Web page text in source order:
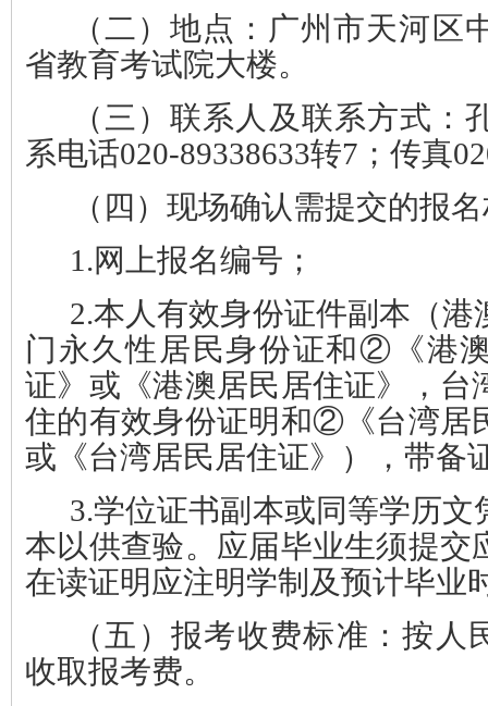
（二）地点 ：广州市天河区
省教育考试院大楼。
（三）联系人及联系方式 ：
系电话020-89338633转7；传真
（四）现场确认需提交的报
1.网上报名编号；
2.本人有效身份证件副本（
门永久性居民身份证和②《港
证》或《港澳居民居住证》，
住的有效身份证明和②《台湾居
或《台湾居民居住证》），带备
3.学位证书副本或同等学历文
本以供查验。应届毕业生须提交
在读证明应注明学制及预计毕业
（五）报考收费标准：按人
收取报考费。